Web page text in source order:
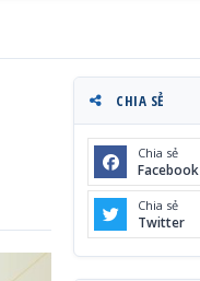
CHIA SẺ
Chia sẻ
Facebook
Chia sẻ
Twitter